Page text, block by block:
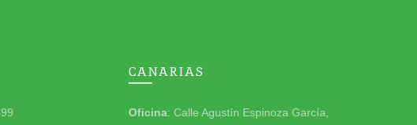
CANARIAS
Oficina: Calle Agustín Espinoza García,